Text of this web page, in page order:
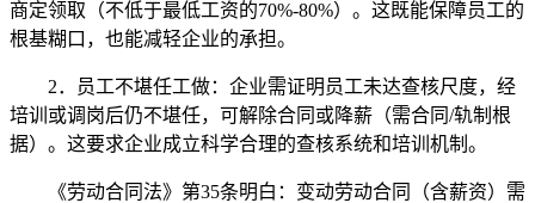
商定领取（不低于最低工资的70%-80%）。这既能保障员工的
根基糊口，也能减轻企业的承担。
2．员工不堪任工做：企业需证明员工未达查核尺度，经
培训或调岗后仍不堪任，可解除合同或降薪（需合同/轨制根
据）。这要求企业成立科学合理的查核系统和培训机制。
《劳动合同法》第35条明白：变动劳动合同（含薪资）需